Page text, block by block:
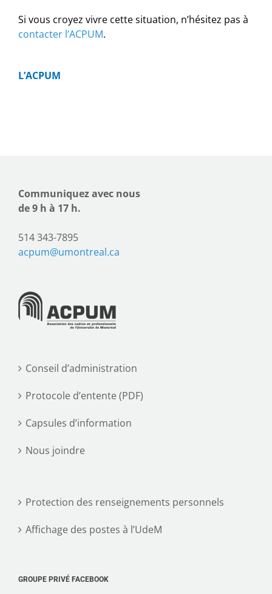
Si vous croyez vivre cette situation, n’hésitez pas à
contacter l’ACPUM.
L’ACPUM
Communiquez avec nous
de 9 h à 17 h.
514 343-7895
acpum@umontreal.ca
Conseil d’administration
Protocole d’entente (PDF)
Capsules d’information
Nous joindre
Protection des renseignements personnels
Affichage des postes à l’UdeM
GROUPE PRIVÉ FACEBOOK